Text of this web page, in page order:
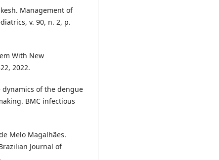
Management of
v. 90, n. 2, p.
With New
2022.
dynamics of the dengue
BMC infectious
Melo Magalhães.
Journal of